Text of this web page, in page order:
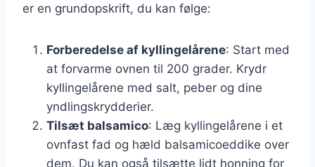
er en grundopskrift, du kan følge:
Forberedelse af kyllingelårene: Start med
at forvarme ovnen til 200 grader. Krydr
kyllingelårene med salt, peber og dine
yndlingskrydderier.
Tilsæt balsamico: Læg kyllingelårene i et
ovnfast fad og hæld balsamicoeddike over
dem. Du kan også tilsætte lidt honning for